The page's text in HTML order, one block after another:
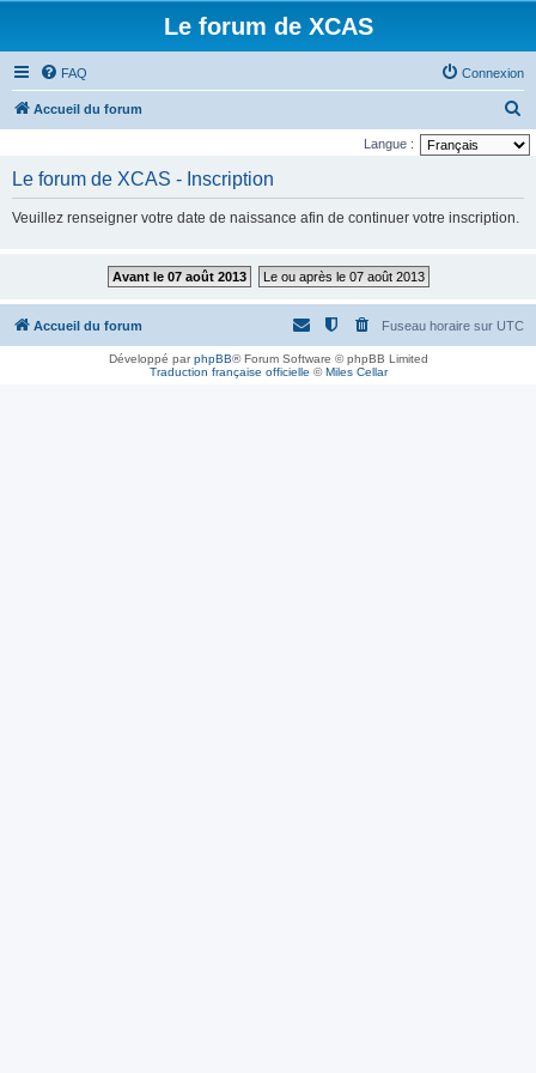
Le forum de XCAS
FAQ Connexion
Accueil du forum
e
h
Langue :
Le forum de XCAS - Inscription
Veuillez renseigner votre date de naissance afin de continuer votre inscription.
Avant le 07 août 2013 Le ou après le 07 août 2013
Accueil du forum Fuseau horaire sur UTC
Développé parphpBB® Forum Software © phpBB Limited
Traduction française officielle ©Miles Cellar